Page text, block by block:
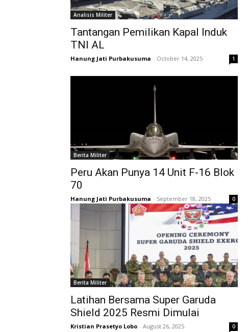
Analisis Militer
Tantangan Pemilikan Kapal Induk
TNI AL
Hanung Jati Purbakusuma - October 14, 2025 1
Berita Militer
Peru Akan Punya 14 Unit F-16 Blok
70
Hanung Jati Purbakusuma - September 18, 2025 0
Berita Militer
Latihan Bersama Super Garuda
Shield 2025 Resmi Dimulai
Kristian Prasetyo Lobo - August 26, 2025 0